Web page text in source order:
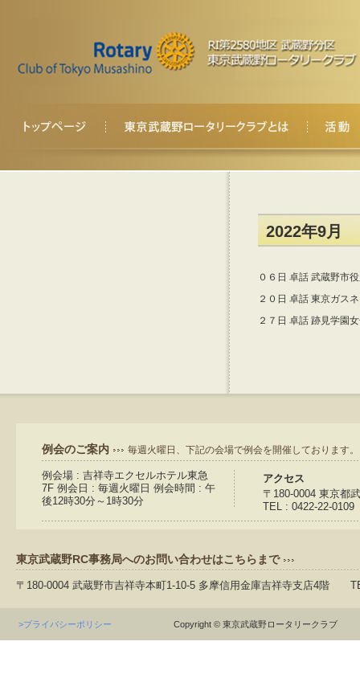
2022年9月
０６日 卓話 武蔵野市
２０日 卓話 東京ガス
２７日 卓話 跡見学園
例会のご案内 毎週火曜日、下記の会場で例会を開催しております。
例会場 : 吉祥寺エクセルホテル東急
7F 例会日 : 毎週火曜日 例会時間 : 午
後12時30分～1時30分
アクセス
〒180-0004 東京都
TEL : 0422-22-
東京武蔵野RC事務局へのお問い合わせはこちらまで
〒180-0004 武蔵野市吉祥寺本町1-10-5 多摩信用金庫吉祥寺支店4
>プライバシーポリシー Copyright © 東京武蔵野ロータリークラブ